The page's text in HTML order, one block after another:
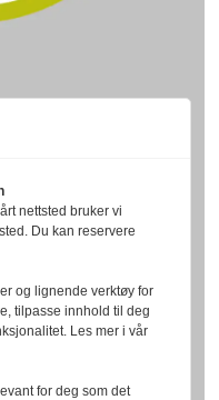
nettsted bruker vi
Du kan reservere
og lignende verktøy for
tilpasse innhold til deg
Les mer i vår
for deg som det